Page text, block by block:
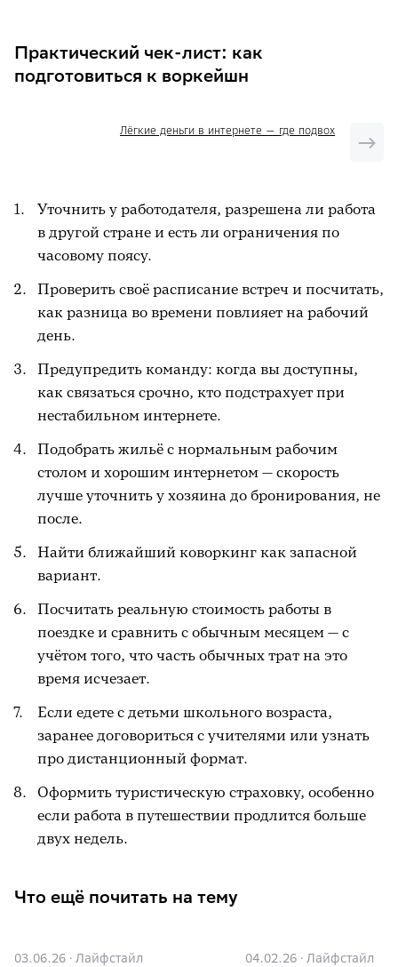
Практический чек-лист: как
подготовиться к воркейшн
Лёгкие деньги в интернете — где подвох
Уточнить у работодателя, разрешена ли работа
в другой стране и есть ли ограничения по
часовому поясу.
Проверить своё расписание встреч и посчитать,
как разница во времени повлияет на рабочий
день.
Предупредить команду: когда вы доступны,
как связаться срочно, кто подстрахует при
нестабильном интернете.
Подобрать жильё с нормальным рабочим
столом и хорошим интернетом — скорость
лучше уточнить у хозяина до бронирования, не
после.
Найти ближайший коворкинг как запасной
вариант.
Посчитать реальную стоимость работы в
поездке и сравнить с обычным месяцем — с
учётом того, что часть обычных трат на это
время исчезает.
Если едете с детьми школьного возраста,
заранее договориться с учителями или узнать
про дистанционный формат.
Оформить туристическую страховку, особенно
если работа в путешествии продлится больше
двух недель.
Что ещё почитать на тему
03.06.26 · Лайфстайл 04.02.26 · Лайфстайл